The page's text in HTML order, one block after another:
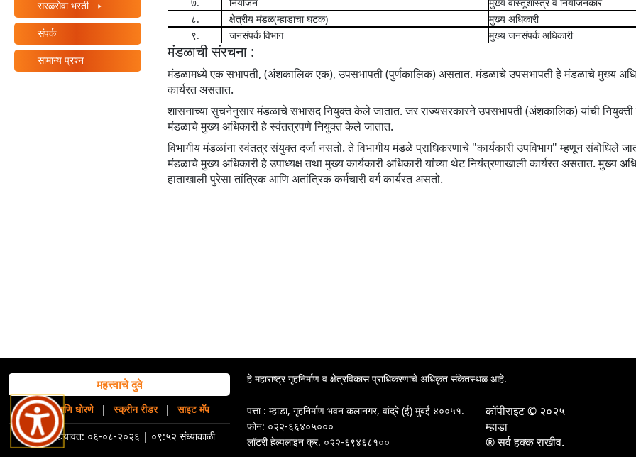
मदत
करण्यासाठी
स्क्रीन
रीडर
सरळसेवा भरती
संपर्क
सामान्य प्रश्न
८.
क्षेत्रीय मंडळ(म्हाडाचा घटक)
मुख्य अधिकारी
९.
जनसंपर्क विभाग मुख्य जनसंपर्क अधिकारी
मंडळाची संरचना :
मंडळामध्ये एक सभापती, (अंशकालिक एक), उपसभापती (पुर्णकालिक) असतात. मंडळाचे उपसभापती हे मंडळाचे मुख्य
कार्यरत असतात.
शासनाच्या सुचनेनुसार मंडळाचे सभासद नियुक्त केले जातात. जर राज्यसरकारने उपसभापती (अंशकालिक) यांची नियुक्ती
मंडळाचे मुख्य अधिकारी हे स्वंतत्रपणे नियुक्त केले जातात.
विभागीय मंडळांना स्वंतत्र संयुक्त दर्जा नसतो. ते विभागीय मंडळे प्राधिकरणाचे "कार्यकारी उपविभाग" म्हणून संबोधिले
मंडळाचे मुख्य अधिकारी हे उपाध्यक्ष तथा मुख्य कार्यकारी अधिकारी यांच्या थेट नियंत्रणाखाली कार्यरत असतात. मुख्य
हाताखाली पुरेसा तांत्रिक आणि अतांत्रिक कर्मचारी वर्ग कार्यरत असतो.
महत्त्वाचे दुवे
अस्वीकरण आणि धोरणे | स्क्रीन रीडर |
साइट मॅप
शेवटचे अद्ययावत: ०६-०८-२०२६ | ०९:५२ संध्याकाळी
हे महाराष्ट्र गृहनिर्माण व क्षेत्रविकास प्राधिकरणाचे अधिकृत संकेतस्थळ आहे.
पत्ता : म्हाडा, गृहनिर्माण भवन कलानगर, वांद्रे (ई) मुंबई ४००५१.
फोन: ०२२-६६४०५०००
लॉटरी हेल्पलाइन क्र. ०२२-६९४६८१००
कॉपीराइट © २०२५
म्हाडा
® सर्व हक्क राखीव.